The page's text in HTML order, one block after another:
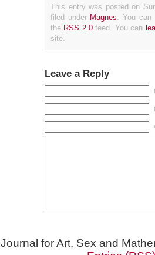
This entry was posted on
filed under Magnes . You
the RSS 2.0feed. You can
site.
Leave a Reply
Journal for Art, Sex and